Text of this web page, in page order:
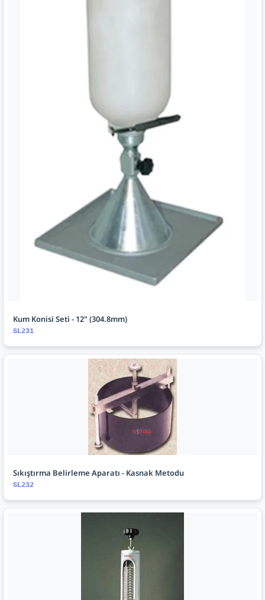
Kum Konisi Seti - 12" (304.8mm)
SL231
Sıkıştırma Belirleme Aparatı - Kasnak Metodu
SL232